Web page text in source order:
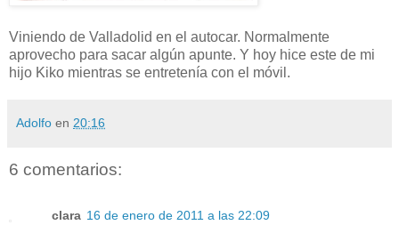
Viniendo de Valladolid en el autocar. Normalmente
aprovecho para sacar algún apunte. Y hoy hice este de mi
hijo Kiko mientras se entretenía con el móvil.
Adolfo en 20:16
6 comentarios:
clara 16 de enero de 2011 a las 22:09